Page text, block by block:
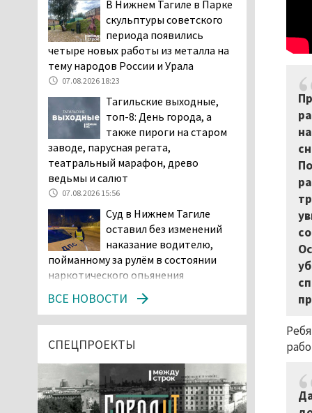
В Нижнем Тагиле в Парке
скульптуры советского
периода появились
четыре новых работы из металла на
тему народов России и Урала
07.08.2026 18:23
Тагильские выходные,
топ-8: День города, а
также пироги на старом
заводе, парусная регата,
театральный марафон, древо
ведьмы и салют
07.08.2026 15:56
Суд в Нижнем Тагиле
оставил без изменений
наказание водителю,
пойманному за рулём в состоянии
наркотического опьянения
ДТП под Екатеринбургом
Тагильские спасатели
проникли в квартиру
через балкон, чтобы
ВСЕ НОВОСТИ
СПЕЦПРОЕКТЫ